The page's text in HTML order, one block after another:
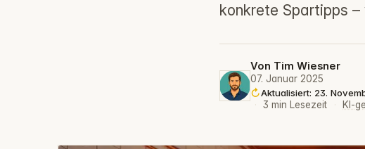
konkrete Spartipps
Von Tim Wiesner
07. Januar 2025
Aktualisiert: 23.
·
3 min Lesezeit · KI-